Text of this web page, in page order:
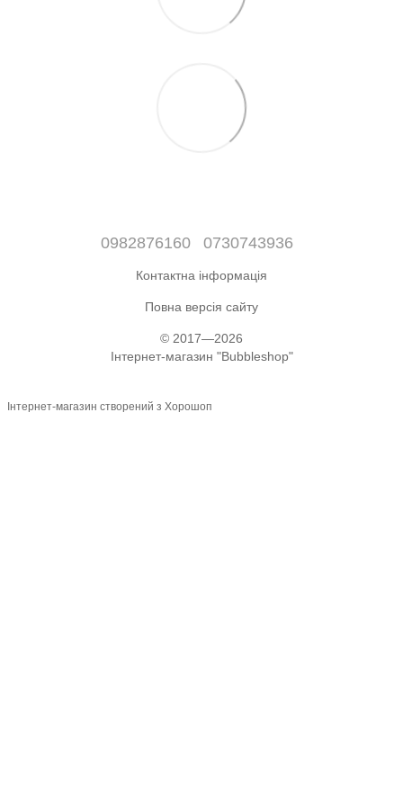
0982876160 0730743936
Контактна інформація
Повна версія сайту
© 2017—2026
Інтернет-магазин "Bubbleshop"
Інтернет-магазин створений з Хорошоп